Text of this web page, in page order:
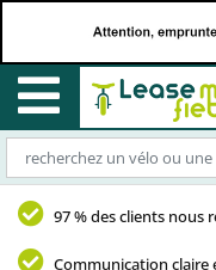
97 % des clients nous
Communication claire